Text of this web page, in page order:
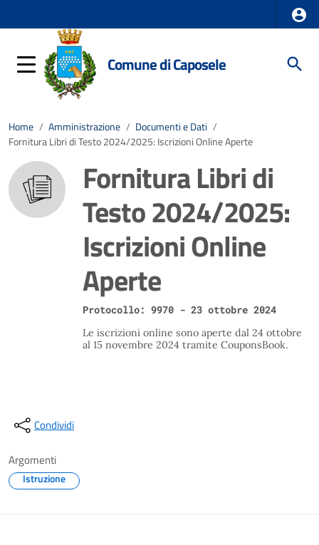
Comune di Caposele
Home / Amministrazione / Documenti e Dati /
Fornitura Libri di Testo 2024/2025: Iscrizioni Online Aperte
Fornitura Libri di
Testo 2024/2025:
Iscrizioni Online
Aperte
Protocollo: 9970 - 23 ottobre 2024
Le iscrizioni online sono aperte dal 24 ottobre
al 15 novembre 2024 tramite CouponsBook.
Condividi
Argomenti
Istruzione